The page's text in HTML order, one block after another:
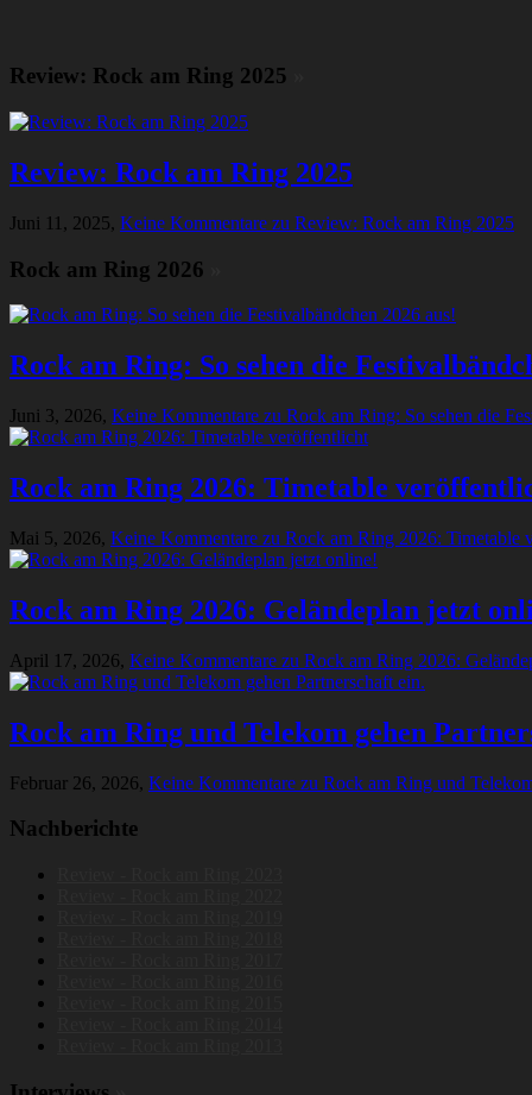
Review: Rock am Ring 2025
Review: Rock am Ring 2025
Juni 11, 2025, Keine Kommentare zu Review: Rock am Ring 2025
Rock am Ring 2026
Rock am Ring: So sehen die
Juni 3, 2026, Keine Kommentare zu Rock am Ring: So sehen die
Rock am Ring 2026: Timetable
Mai 5, 2026, Keine Kommentare zu Rock am Ring 2026: Timetable
Rock am Ring 2026: Geländeplan jetzt
April 17, 2026, Keine Kommentare zu Rock am Ring 2026:
Rock am Ring und Telekom gehen
Februar 26, 2026, Keine Kommentare zu Rock am Ring und
Nachberichte